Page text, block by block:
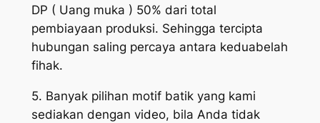
DP ( Uang muka ) 50% dari total
pembiayaan produksi. Sehingga tercipta
hubungan saling percaya antara keduabelah
fihak.
5. Banyak pilihan motif batik yang kami
sediakan dengan video, bila Anda tidak